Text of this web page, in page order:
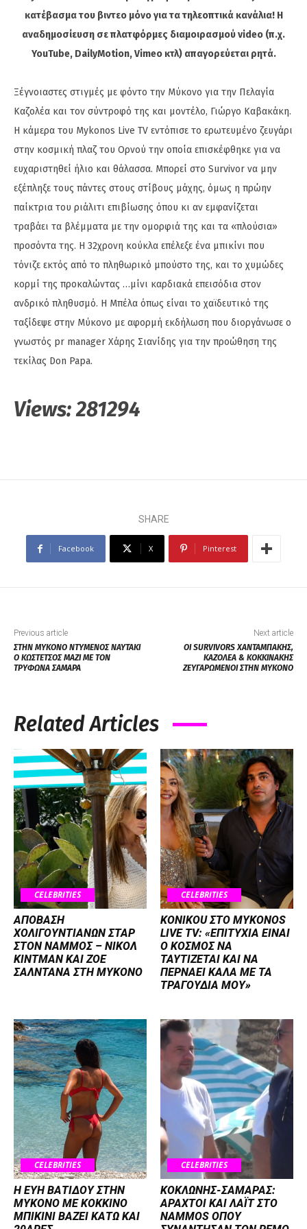
κατέβασμα του βιντεο μόνο για τα τηλεοπτικά κανάλια! Η
αναδημοσίευση σε πλατφόρμες διαμοιρασμού video (π.χ.
YouTube, DailyMotion, Vimeo κτλ) απαγορεύεται ρητά.
Ξέγνοιαστες στιγμές με φόντο την Μύκονο για την Πελαγία
Καζολέα και τον σύντροφό της και μοντέλο, Γιώργο Καβακάκη.
Η κάμερα του Mykonos Live TV εντόπισε το ερωτευμένο ζευγάρι
στην κοσμική πλαζ του Ορνού την οποία επισκέφθηκε για να
ευχαριστηθεί ήλιο και θάλασσα. Μπορεί στο Survivor να μην
εξέπληξε τους πάντες στους στίβους μάχης, όμως η πρώην
παίκτρια του ριάλιτι επιβίωσης όπου κι αν εμφανίζεται
τραβάει τα βλέμματα με την ομορφιά της και τα «πλούσια»
προσόντα της. Η 32χρονη κούκλα επέλεξε ένα μπικίνι που
τόνιζε εκτός από το πληθωρικό μπούστο της, και το χυμώδες
κορμί της προκαλώντας …μίνι καρδιακά επεισόδια στον
ανδρικό πληθυσμό. Η Μπέλα όπως είναι το χαϊδευτικό της
ταξίδεψε στην Μύκονο με αφορμή εκδήλωση που διοργάνωσε ο
γνωστός pr manager Χάρης Σιανίδης για την προώθηση της
τεκίλας Don Papa.
Views:281294
SHARE
Facebook X Pinterest
Previous article
ΣΤΗΝ ΜΥΚΟΝΟ ΝΤΥΜΕΝΟΣ ΝΑΥΤΑΚΙ
Ο ΚΩΣΤΕΤΣΟΣ ΜΑΖΙ ΜΕ ΤΟΝ
ΤΡΥΦΩΝΑ ΣΑΜΑΡΑ
Next article
ΟΙ SURVIVORS ΧΑΝΤΑΜΠΑΚΗΣ,
ΚΑΖΟΛΕΑ & ΚΟΚΚΙΝΑΚΗΣ
ΖΕΥΓΑΡΩΜΕΝΟΙ ΣΤΗΝ ΜΥΚΟΝΟ
Related Articles
CELEBRITIES
ΑΠΟΒΑΣΗ
ΧΟΛΙΓΟΥΝΤΙΑΝΩΝ ΣΤΑΡ
ΣΤΟΝ NΑΜΜΟΣ – ΝΙΚΟΛ
ΚΙΝΤΜΑΝ ΚΑΙ ΖΟΕ
ΣΑΛΝΤΑΝΑ ΣΤΗ ΜΥΚΟΝΟ
CELEBRITIES
KONIKOU ΣΤΟ MYKONOS
LIVE TV: «ΕΠΙΤΥΧΙΑ ΕΙΝΑΙ
Ο ΚΟΣΜΟΣ ΝΑ
ΤΑΥΤΙΖΕΤΑΙ KAI ΝΑ
ΠΕΡΝΑΕΙ ΚΑΛΑ ΜΕ ΤΑ
ΤΡΑΓΟΥΔΙΑ ΜΟΥ»
CELEBRITIES
Η ΕΥΗ ΒΑΤΙΔΟΥ ΣΤΗΝ
ΜΥΚΟΝΟ ΜΕ ΚΟΚΚΙΝΟ
ΜΠΙΚΙΝΙ ΒΑΖΕΙ ΚΑΤΩ ΚΑΙ
CELEBRITIES
ΚΟΚΛΩΝΗΣ-ΣΑΜΑΡΑΣ:
ΑΡΑΧΤΟΙ ΚΑΙ ΛΑΪΤ ΣΤΟ
NAMMOS ΟΠΟΥ